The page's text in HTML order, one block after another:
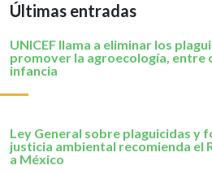
Últimas entradas
UNICEF llama a eliminar los
promover la agroecología, entre
infancia
Ley General sobre plaguicidas y
justicia ambiental recomienda el
a México